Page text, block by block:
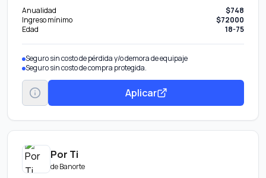
Anualidad
$748
Ingreso mínimo
$72000
Edad
18-75
Seguro sin costo de pérdida y/o demora de equipaje
Seguro sin costo de compra protegida.
Aplicar
Por Ti
deBanorte